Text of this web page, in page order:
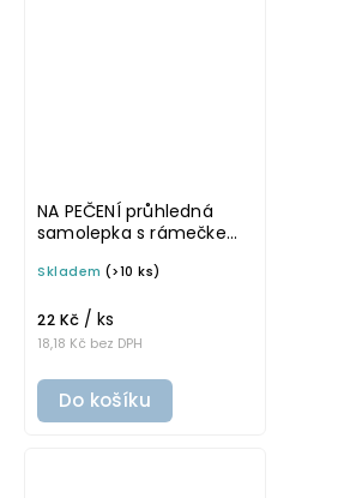
NA PEČENÍ průhledná
samolepka s rámečkem,
4 cm na boxy, šuplíky a
Skladem (>10 ks)
18,18 Kč bez DPH
22 Kč / ks
Do košíku